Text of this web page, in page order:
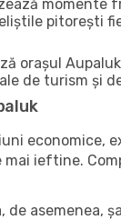
momente
pitorești
orașul
de turism și
economice,
ieftine.
asemenea,